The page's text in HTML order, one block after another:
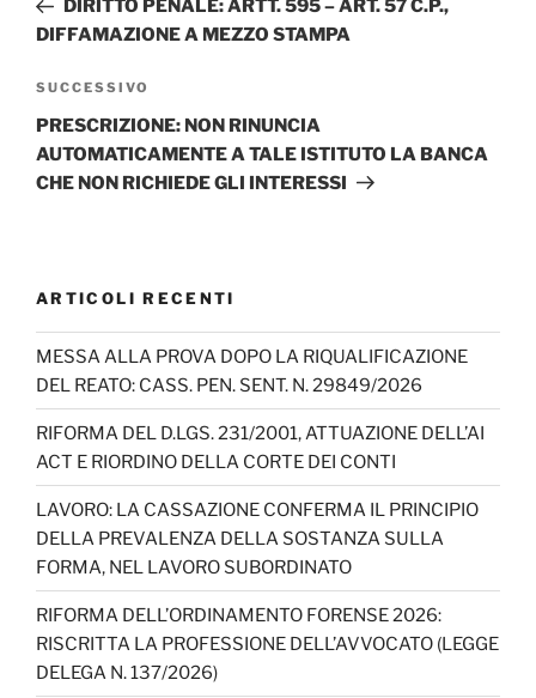
DIRITTO PENALE: ARTT. 595 – ART. 57 C.P.,
DIFFAMAZIONE A MEZZO STAMPA
Articolo
successivo
SUCCESSIVO
PRESCRIZIONE: NON RINUNCIA
AUTOMATICAMENTE A TALE ISTITUTO LA BANCA
CHE NON RICHIEDE GLI INTERESSI
ARTICOLI RECENTI
MESSA ALLA PROVA DOPO LA RIQUALIFICAZIONE
DEL REATO: CASS. PEN. SENT. N. 29849/2026
RIFORMA DEL D.LGS. 231/2001, ATTUAZIONE DELL’AI
ACT E RIORDINO DELLA CORTE DEI CONTI
LAVORO: LA CASSAZIONE CONFERMA IL PRINCIPIO
DELLA PREVALENZA DELLA SOSTANZA SULLA
FORMA, NEL LAVORO SUBORDINATO
RIFORMA DELL’ORDINAMENTO FORENSE 2026:
RISCRITTA LA PROFESSIONE DELL’AVVOCATO (LEGGE
DELEGA N. 137/2026)